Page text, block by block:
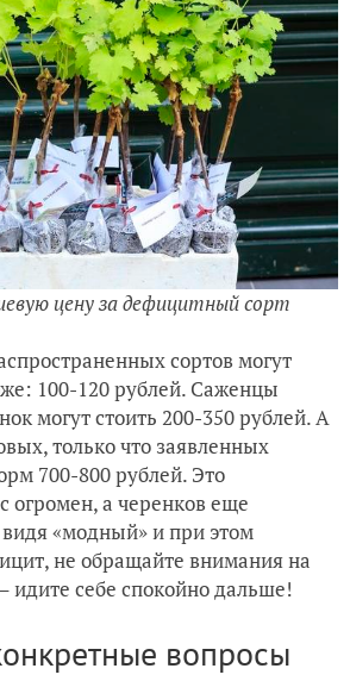
цену за дефицитный сорт
сортов могут
100-120 рублей. Саженцы
могут стоить 200-350 рублей. А
только что заявленных
700-800 рублей. Это
огромен, а черенков еще
«модный» и при этом
не обращайте внимания на
идите себе спокойно дальше!
вопросы